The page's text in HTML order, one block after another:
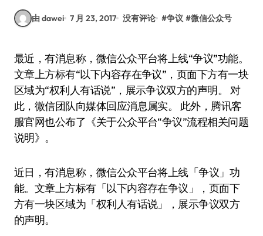
由 dawei 7 月 23, 2017 没有评论 #争议 #微信公众号
最近，有消息称，微信公众平台将上线“争议”功能。
文章上方标有“以下内容存在争议”，页面下方有一块
区域为“权利人有话说”，展示争议双方的声明。 对
此，微信团队向媒体回应消息属实。 此外，腾讯客
服官网也公布了《关于公众平台“争议”流程相关问题
说明》。
近日，有消息称，微信公众平台将上线「争议」功
能。文章上方标有「以下内容存在争议」，页面下
方有一块区域为「权利人有话说」，展示争议双方
的声明。